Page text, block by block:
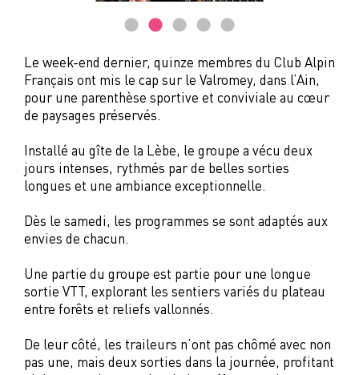
Le week-end dernier, quinze membres du Club Alpin
Français ont mis le cap sur le Valromey, dans l’Ain,
pour une parenthèse sportive et conviviale au cœur
de paysages préservés.
Installé au gîte de la Lèbe, le groupe a vécu deux
jours intenses, rythmés par de belles sorties
longues et une ambiance exceptionnelle.
Dès le samedi, les programmes se sont adaptés aux
envies de chacun.
Une partie du groupe est partie pour une longue
sortie VTT, explorant les sentiers variés du plateau
entre forêts et reliefs vallonnés.
De leur côté, les traileurs n’ont pas chômé avec non
pas une, mais deux sorties dans la journée, profitant